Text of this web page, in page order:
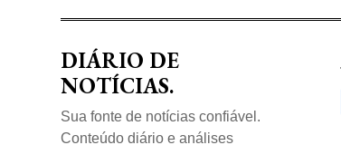
DIÁRIO DE
NOTÍCIAS.
Sua fonte de notícias confiável.
Conteúdo diário e análises